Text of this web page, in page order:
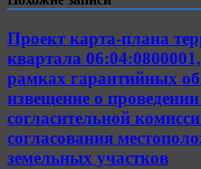
Проект карта-плана
квартала
рамках гарантийных
извещение о
согласительной
согласования
земельных участков